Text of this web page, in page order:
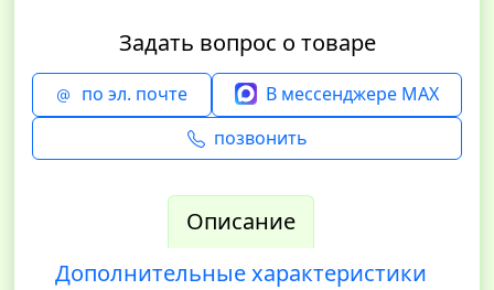
Задать вопрос о товаре
по эл. почте
В мессенджере MAX
позвонить
Описание
Дополнительные характеристики